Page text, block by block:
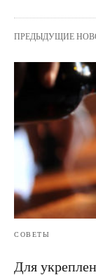
ПРЕДЫДУЩИЕ
СОВЕТЫ
Для